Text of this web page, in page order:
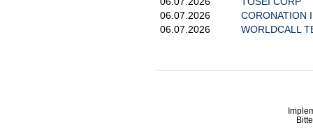
06.07.2026
CORONATION
06.07.2026
WORLDCALL